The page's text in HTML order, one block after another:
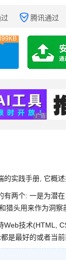
腾讯通过
广告 商业
实践手册, 它概
有两个: 一是为潜
猎头用来作为洞察
Web技术(HTML,
是最好的或者当